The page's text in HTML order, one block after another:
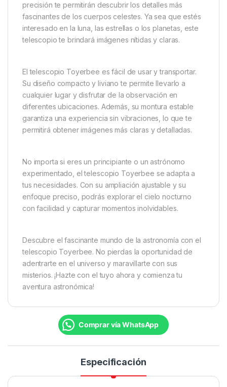
precisión te permitirán descubrir los detalles más
fascinantes de los cuerpos celestes. Ya sea que estés
interesado en la luna, las estrellas o los planetas, este
telescopio te brindará imágenes nítidas y claras.
El telescopio Toyerbee es fácil de usar y transportar.
Su diseño compacto y liviano te permite llevarlo a
cualquier lugar y disfrutar de la observación en
diferentes ubicaciones. Además, su montura estable
garantiza una experiencia sin vibraciones, lo que te
permitirá obtener imágenes más claras y detalladas.
No importa si eres un principiante o un astrónomo
experimentado, el telescopio Toyerbee se adapta a
tus necesidades. Con su ampliación ajustable y su
enfoque preciso, podrás explorar el cielo nocturno
con facilidad y capturar momentos inolvidables.
Descubre el fascinante mundo de la astronomía con el
telescopio Toyerbee. No pierdas la oportunidad de
adentrarte en el universo y maravillarte con sus
misterios. ¡Hazte con el tuyo ahora y comienza tu
aventura astronómica!
Comprar vía WhatsApp
Especificación